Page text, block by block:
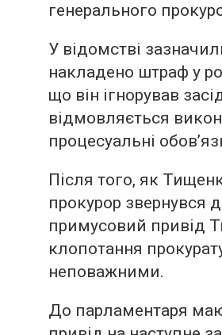
генерального
У відомстві
накладено штраф у
що він ігнорував
відмовляється
процесуальні
Після того, як
прокурор звернувся
примусовий привід
клопотання
неповажними.
До парламентаря